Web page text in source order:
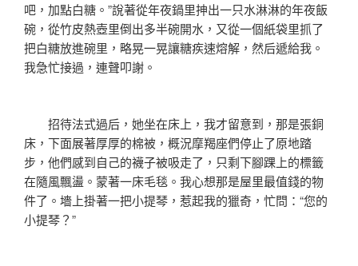
吧，加點白糖。”說著從年夜鍋里抻出一只水淋淋的年夜飯
碗，從竹皮熱壺里倒出多半碗開水，又從一個紙袋里抓了
把白糖放進碗里，略晃一晃讓糖疾速熔解，然后遞給我。
我急忙接過，連聲叩謝。
招待法式過后，她坐在床上，我才留意到，那是張銅
床，下面展著厚厚的棉被，概況摩羯座們停止了原地踏
步，他們感到自己的襪子被吸走了，只剩下腳踝上的標籤
在隨風飄盪。蒙著一床毛毯。我心想那是屋里最值錢的物
件了。墻上掛著一把小提琴，惹起我的獵奇，忙問：“您的
小提琴？”